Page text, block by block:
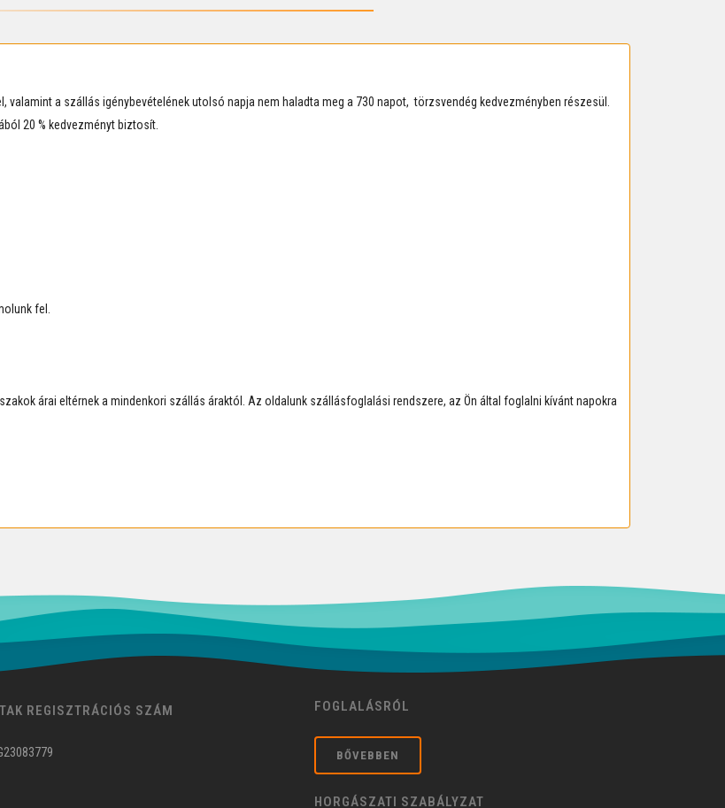
valamint a szállás igénybevételének utolsó napja nem haladta meg a 730 napot, törzsvendég kedvezményben részesül.
20 % kedvezményt biztosít.
fel.
árai eltérnek a mindenkori szállás áraktól. Az oldalunk szállásfoglalási rendszere, az Ön által foglalni kívánt napokra
REGISZTRÁCIÓS SZÁM FOGLALÁSRÓL
BŐVEBBEN
HORGÁSZATI SZABÁLYZAT